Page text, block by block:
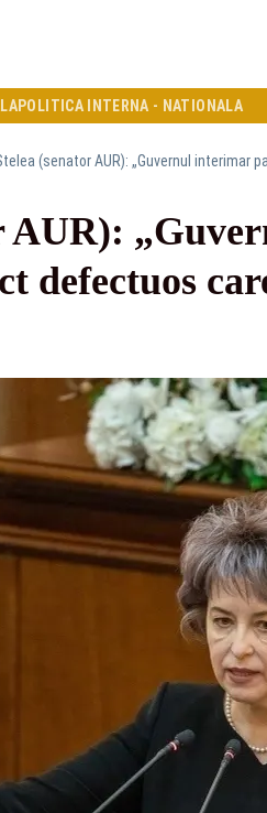
POLITICA INTERNA - NATIONALA
AUR):
defectuos